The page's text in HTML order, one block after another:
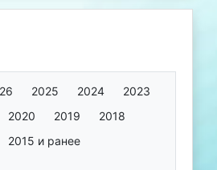
2025 2024
2023
2020 2019
2018
2015 и ранее